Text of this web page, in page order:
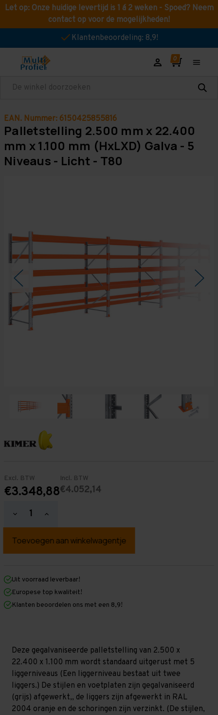
Let op: Onze huidige levertijd is 1 á 2 weken - Spoed? Neem
contact op voor de mogelijkheden!
Klantenbeoordeling: 8,9!
Zoeken
EAN. Nummer: 6150425855816
Palletstelling 2.500 mm x 22.400
mm x 1.100 mm (HxLXD) Galva - 5
Niveaus - Licht - T80
Excl. BTW
€3.348,88
Incl. BTW
€4.052,14
Hoeveelheid
verlagen
Palletstelling
mm
mm
x
1.100
mm
-
Licht
-
T80
Hoeveelheid
verhogen
Palletstelling
mm
mm
1.100
mm
-
Licht
-
T80
Uit voorraad leverbaar!
Europese top kwaliteit!
Klanten beoordelen ons met een 8,9!
Deze gegalvaniseerde palletstelling van 2.500 x
22.400 x 1.100 mm wordt standaard uitgerust met 5
liggerniveaus (Een liggerniveau bestaat uit twee
liggers.) De stijlen en voetplaten zijn gegalvaniseerd
(grijs) afgewerkt,, de liggers zijn afgewerkt in RAL
2004 oranje en de schoringen zijn verzinkt. (De stijlen,